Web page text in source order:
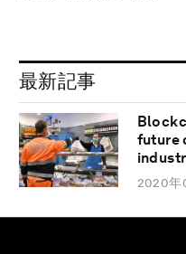
最新記事
future
2020年